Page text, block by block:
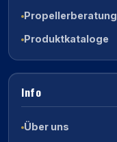
Propellerberatung
Produktkataloge
Info
Über uns